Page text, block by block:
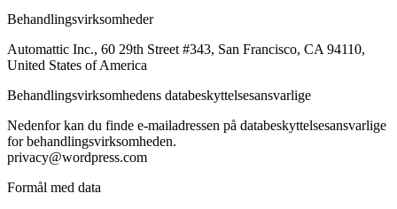
Behandlingsvirksomheder
Automattic Inc., 60 29th Street #343, San Francisco, CA 94110,
United States of America
Behandlingsvirksomhedens databeskyttelsesansvarlige
Nedenfor kan du finde e-mailadressen på databeskyttelsesansvarlige
for behandlingsvirksomheden.
privacy@wordpress.com
Formål med data